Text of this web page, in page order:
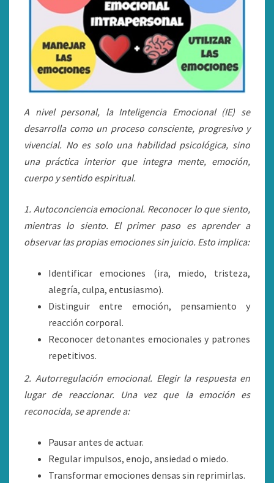
A nivel personal, la Inteligencia Emocional (IE) se
desarrolla como un proceso consciente, progresivo y
vivencial. No es solo una habilidad psicológica, sino
una práctica interior que integra mente, emoción,
cuerpo y sentido espiritual.
1. Autoconciencia emocional. Reconocer lo que siento,
mientras lo siento. El primer paso es aprender a
observar las propias emociones sin juicio. Esto implica:
Identificar emociones (ira, miedo, tristeza,
alegría, culpa, entusiasmo).
Distinguir entre emoción, pensamiento y
reacción corporal.
Reconocer detonantes emocionales y patrones
repetitivos.
2. Autorregulación emocional. Elegir la respuesta en
lugar de reaccionar. Una vez que la emoción es
reconocida, se aprende a:
Pausar antes de actuar.
Regular impulsos, enojo, ansiedad o miedo.
Transformar emociones densas sin reprimirlas.